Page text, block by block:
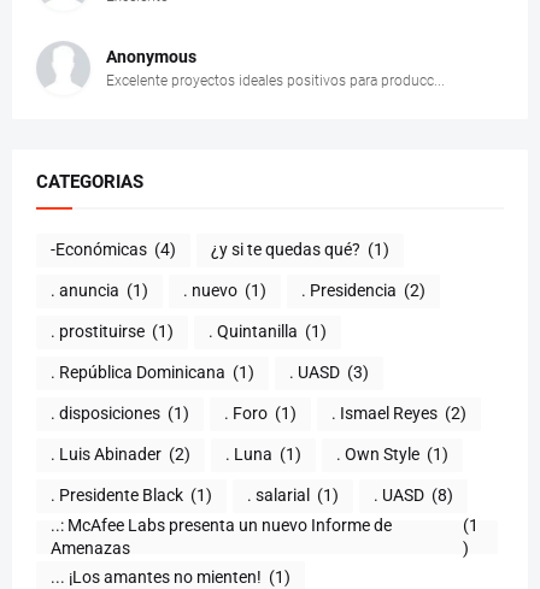
Anonymous
Excelente proyectos ideales positivos para producc...
CATEGORIAS
-Económicas (4) ¿y si te quedas qué? (1)
. anuncia (1) . nuevo (1) . Presidencia (2)
. prostituirse (1) . Quintanilla (1)
. República Dominicana (1) . UASD (3)
. disposiciones (1) . Foro (1) . Ismael Reyes (2)
. Luis Abinader (2) . Luna (1) . Own Style (1)
. Presidente Black (1) . salarial (1) . UASD (8)
..: McAfee Labs presenta un nuevo Informe de
(1
)
... ¡Los amantes no mienten! (1)